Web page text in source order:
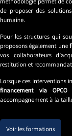
méthodologie permet de
de proposer des
humaine.
Pour les structures qui
proposons également une
vos collaborateurs
restitution et
Lorsque ces interventions
financement via OPCO
accompagnement à la
Voir les formations